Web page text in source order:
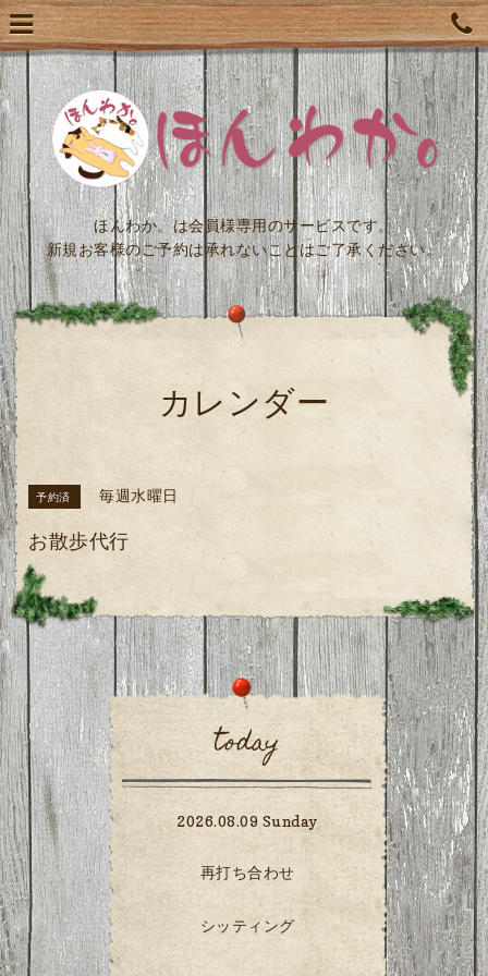
ほんわか。は会員様専用のサービスです。
新規お客様のご予約は承れないことはご了承ください。
カレンダー
予約済 毎週水曜日
お散歩代行
today
2026.08.09 Sunday
再打ち合わせ
シッティング